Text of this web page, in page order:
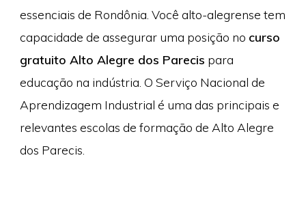
essenciais de Rondônia. Você alto-alegrense tem
capacidade de assegurar uma posição no curso
gratuito Alto Alegre dos Parecis para
educação na indústria. O Serviço Nacional de
Aprendizagem Industrial é uma das principais e
relevantes escolas de formação de Alto Alegre
dos Parecis.